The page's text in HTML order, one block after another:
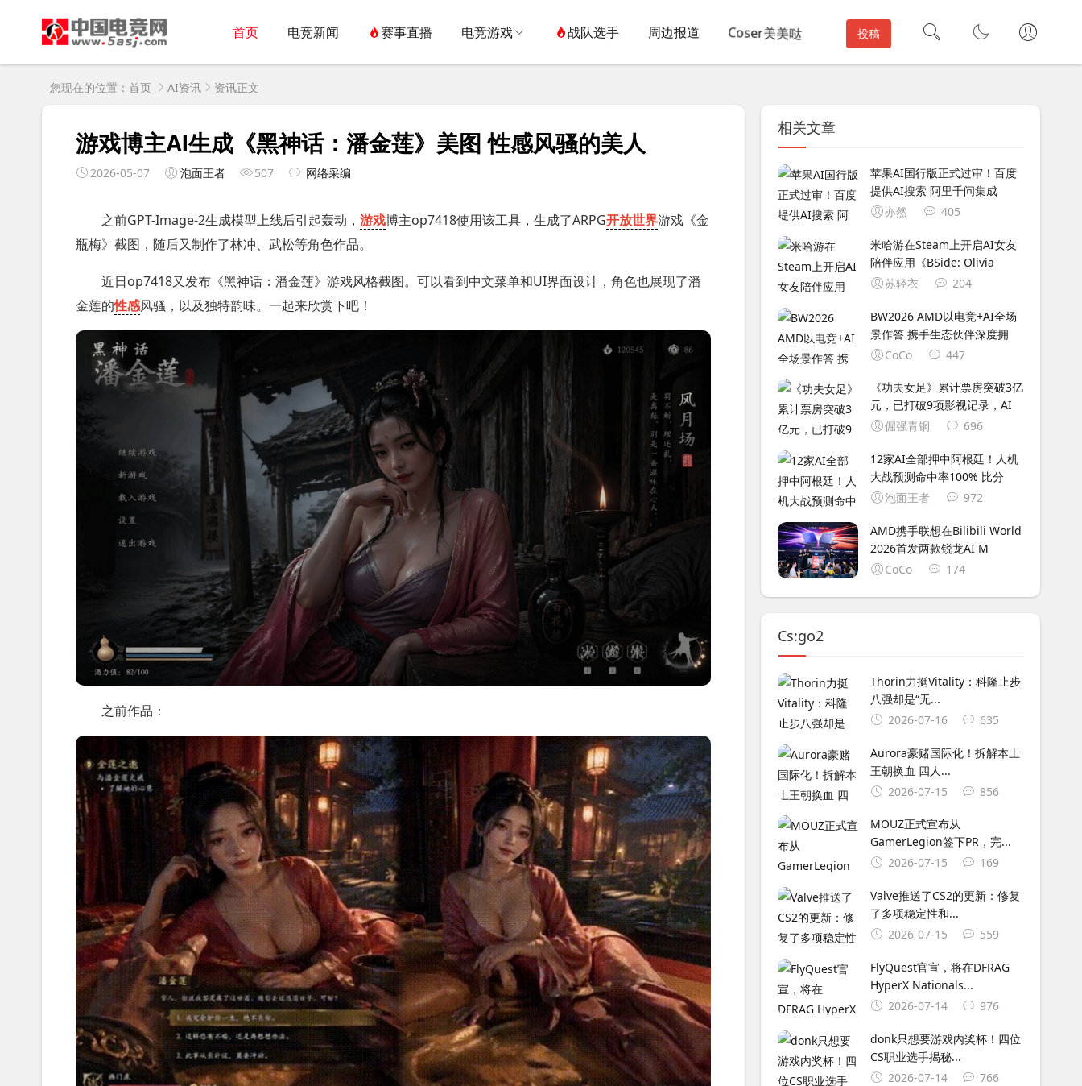
首页 电竞新闻 赛事直播 电竞游戏 战队选手 周边报道 Coser美美哒 投稿
您现在的位置： 首页 AI资讯 资讯正文
游戏博主AI生成《黑神话：潘金莲》美图 性感风骚的美人
2026-05-07 泡面王者 507 网络采编
之前GPT-Image-2生成模型上线后引起轰动， 游戏博主op7418使用该工具，生成了ARPG开放世界游戏《金
瓶梅》截图，随后又制作了林冲、武松等角色作品。
近日op7418又发布《黑神话：潘金莲》游戏风格截图。可以看到中文菜单和UI界面设计，角色也展现了潘
金莲的性感风骚，以及独特韵味。一起来欣赏下吧！
之前作品：
相关文章
苹果AI国行版正式过审！百度
提供AI搜索 阿里千问集成
亦然
405
米哈游在Steam上开启AI女友
陪伴应用《BSide: Olivia
苏轻衣
204
BW2026 AMD以电竞+AI全场
景作答 携手生态伙伴深度拥
CoCo
447
《功夫女足》累计票房突破3亿
元，已打破9项影视记录，AI
倔强青铜
696
12家AI全部押中阿根廷！人机
大战预测命中率100% 比分
泡面王者
972
AMD携手联想在Bilibili World
2026首发两款锐龙AI M
CoCo
174
Cs:go2
Thorin力挺Vitality：科隆止步
八强却是“无...
2026-07-16
635
Aurora豪赌国际化！拆解本土
王朝换血 四人...
2026-07-15
856
MOUZ正式宣布从
GamerLegion签下⁠PR⁠，完...
2026-07-15
169
Valve推送了CS2的更新：修复
了多项稳定性和...
2026-07-15
559
FlyQuest官宣，将在DFRAG
HyperX Nationals...
2026-07-14
976
donk只想要游戏内奖杯！四位
CS职业选手揭秘...
2026-07-14
766